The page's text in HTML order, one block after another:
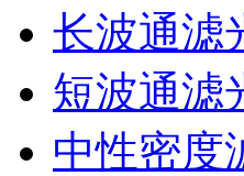
长波通滤
短波通滤
中性密度